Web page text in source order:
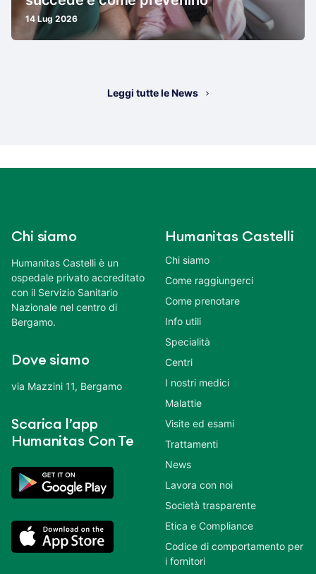
14 Lug 2026
Leggi tutte le News
Chi siamo
Humanitas Castelli è un
ospedale privato accreditato
con il Servizio Sanitario
Nazionale nel centro di
Bergamo.
Dove siamo
via Mazzini 11, Bergamo
Scarica l’app
Humanitas Con Te
Humanitas Castelli
Chi siamo
Come raggiungerci
Come prenotare
Info utili
Specialità
Centri
I nostri medici
Malattie
Visite ed esami
Trattamenti
News
Lavora con noi
Società trasparente
Etica e Compliance
Codice di comportamento per
i fornitori